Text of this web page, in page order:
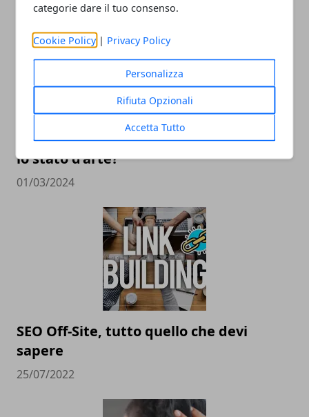
categorie dare il tuo consenso.
Cookie Policy | Privacy Policy
Personalizza
Rifiuta Opzionali
Accetta Tutto
Italiani e sigarette elettroniche: qual è
lo stato d’arte?
01/03/2024
SEO Off-Site, tutto quello che devi
sapere
25/07/2022